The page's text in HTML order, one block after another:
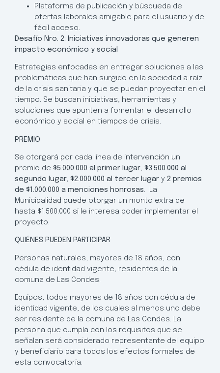
Plataforma de publicación y búsqueda de
ofertas laborales amigable para el usuario y de
fácil acceso.
Desafío Nro. 2: Iniciativas innovadoras que generen
impacto económico y social
Estrategias enfocadas en entregar soluciones a las
problemáticas que han surgido en la sociedad a raíz
de la crisis sanitaria y que se puedan proyectar en el
tiempo. Se buscan iniciativas, herramientas y
soluciones que apunten a fomentar el desarrollo
económico y social en tiempos de crisis.
PREMIO
Se otorgará por cada línea de intervención un
premio de $5.000.000 al primer lugar, $3.500.000 al
segundo lugar, $2.000.000 al tercer lugar y 2 premios
de $1.000.000 a menciones honrosas. La
Municipalidad puede otorgar un monto extra de
hasta $1.500.000 si le interesa poder implementar el
proyecto.
QUIÉNES PUEDEN PARTICIPAR
Personas naturales, mayores de 18 años, con
cédula de identidad vigente, residentes de la
comuna de Las Condes.
Equipos, todos mayores de 18 años con cédula de
identidad vigente, de los cuales al menos uno debe
ser residente de la comuna de Las Condes. La
persona que cumpla con los requisitos que se
señalan será considerado representante del equipo
y beneficiario para todos los efectos formales de
esta convocatoria.